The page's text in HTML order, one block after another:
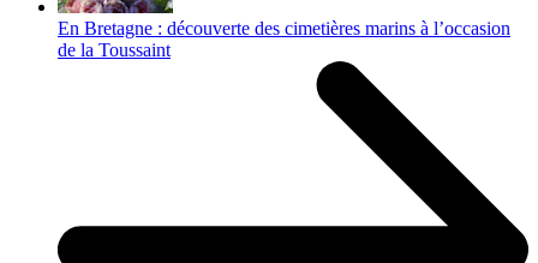
En Bretagne : découverte des cimetières marins à l’occasion
de la Toussaint